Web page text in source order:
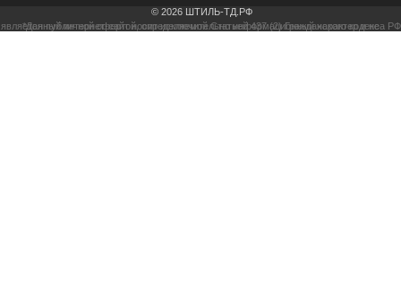
© 2026 ШТИЛЬ-ТД.РФ
*Данный интернет-сайт носит исключительно информационный характер и не является публичной офертой, определяемой Статьей 437 (2) Гражданского кодекса РФ